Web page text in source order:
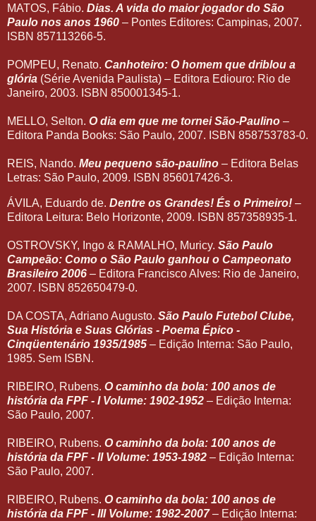
MATOS, Fábio. Dias. A vida do maior jogador do São
Paulo nos anos 1960 – Pontes Editores: Campinas, 2007.
ISBN 857113266-5.
POMPEU, Renato. Canhoteiro: O homem que driblou a
glória (Série Avenida Paulista) – Editora Ediouro: Rio de
Janeiro, 2003. ISBN 850001345-1.
MELLO, Selton. O dia em que me tornei São-Paulino –
Editora Panda Books: São Paulo, 2007. ISBN 858753783-0.
REIS, Nando. Meu pequeno são-paulino – Editora Belas
Letras: São Paulo, 2009. ISBN 856017426-3.
ÁVILA, Eduardo de. Dentre os Grandes! És o Primeiro! –
Editora Leitura: Belo Horizonte, 2009. ISBN 857358935-1.
OSTROVSKY, Ingo & RAMALHO, Muricy. São Paulo
Campeão: Como o São Paulo ganhou o Campeonato
Brasileiro 2006 – Editora Francisco Alves: Rio de Janeiro,
2007. ISBN 852650479-0.
DA COSTA, Adriano Augusto. São Paulo Futebol Clube,
Sua História e Suas Glórias - Poema Épico -
Cinqüentenário 1935/1985 – Edição Interna: São Paulo,
1985. Sem ISBN.
RIBEIRO, Rubens. O caminho da bola: 100 anos de
história da FPF - I Volume: 1902-1952 – Edição Interna:
São Paulo, 2007.
RIBEIRO, Rubens. O caminho da bola: 100 anos de
história da FPF - II Volume: 1953-1982 – Edição Interna:
São Paulo, 2007.
RIBEIRO, Rubens. O caminho da bola: 100 anos de
história da FPF - III Volume: 1982-2007– Edição Interna: